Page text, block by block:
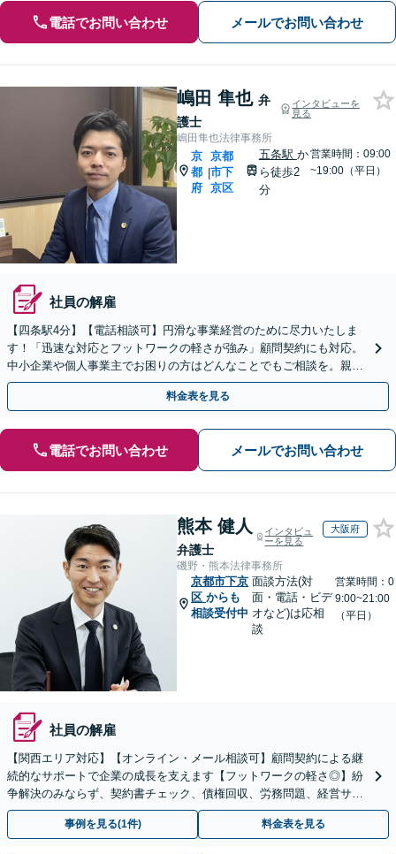
電話でお問い合わせ メールでお問い合わせ
嶋田 隼也 弁
護士
インタビューを
見る
嶋田隼也法律事務所
京
都
府
|
京都
市下
京区
五条駅 か
ら徒歩2
分
営業時間：09:00
~19:00（平日）
社員の解雇
【四条駅4分】【電話相談可】円滑な事業経営のために尽力いたしま
す！「迅速な対応とフットワークの軽さが強み」顧問契約にも対応。
中小企業や個人事業主でお困りの方はどんなことでもご相談を。親身
に対応いたします【初回相談無料】【夜間・休日面談】
料金表を見る
電話でお問い合わせ メールでお問い合わせ
熊本 健人
弁護士
インタビュ
ーを見る
大阪府
磯野・熊本法律事務所
京都市下京
区 からも
相談受付中
面談方法(対
面・電話・ビデ
オなど)は応相
談
営業時間：0
9:00~21:00
（平日）
社員の解雇
【関西エリア対応】【オンライン・メール相談可】顧問契約による継
続的なサポートで企業の成長を支えます【フットワークの軽さ◎】紛
争解決のみならず、契約書チェック、債権回収、労務問題、経営サポ
ートを含む予防法務に対応
事例を見る(1件) 料金表を見る